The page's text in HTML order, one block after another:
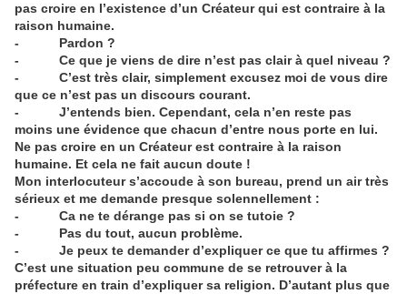
pas croire en l’existence d’un Créateur qui est contraire à la
raison humaine.
- Pardon ?
- Ce que je viens de dire n’est pas clair à quel niveau ?
- C’est très clair, simplement excusez moi de vous dire
que ce n’est pas un discours courant.
- J’entends bien. Cependant, cela n’en reste pas
moins une évidence que chacun d’entre nous porte en lui.
Ne pas croire en un Créateur est contraire à la raison
humaine. Et cela ne fait aucun doute !
Mon interlocuteur s’accoude à son bureau, prend un air très
sérieux et me demande presque solennellement :
- Ca ne te dérange pas si on se tutoie ?
- Pas du tout, aucun problème.
- Je peux te demander d’expliquer ce que tu affirmes ?
C’est une situation peu commune de se retrouver à la
préfecture en train d’expliquer sa religion. D’autant plus que